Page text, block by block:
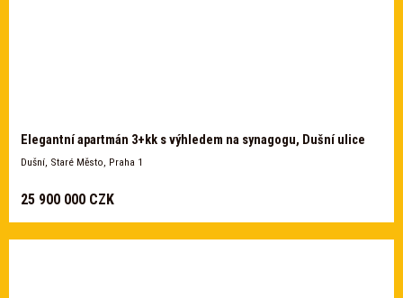
Elegantní apartmán 3+kk s výhledem na synagogu, Dušní ulice
Dušní, Staré Město, Praha 1
25 900 000 CZK